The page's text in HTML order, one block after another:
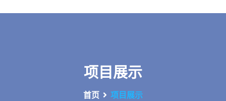
项目展示
首页 项目展示